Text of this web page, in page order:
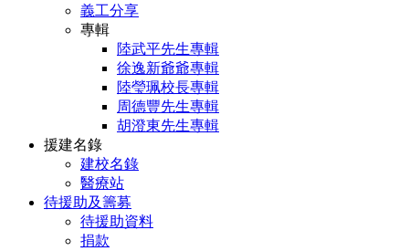
義工分享
專輯
陸武平先生專輯
徐逸新爺爺專輯
陸瑩珮校長專輯
周德豐先生專輯
胡澄東先生專輯
援建名錄
建校名錄
醫療站
待援助及籌募
待援助資料
捐款